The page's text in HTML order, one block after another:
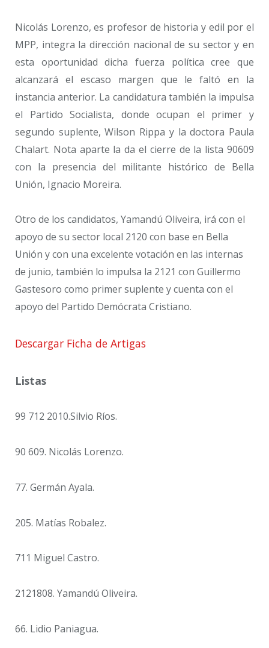
Nicolás Lorenzo, es profesor de historia y edil por el
MPP, integra la dirección nacional de su sector y en
esta oportunidad dicha fuerza política cree que
alcanzará el escaso margen que le faltó en la
instancia anterior. La candidatura también la impulsa
el Partido Socialista, donde ocupan el primer y
segundo suplente, Wilson Rippa y la doctora Paula
Chalart. Nota aparte la da el cierre de la lista 90609
con la presencia del militante histórico de Bella
Unión, Ignacio Moreira.
Otro de los candidatos, Yamandú Oliveira, irá con el
apoyo de su sector local 2120 con base en Bella
Unión y con una excelente votación en las internas
de junio, también lo impulsa la 2121 con Guillermo
Gastesoro como primer suplente y cuenta con el
apoyo del Partido Demócrata Cristiano.
Descargar Ficha de Artigas
Listas
99 712 2010.Silvio Ríos.
90 609. Nicolás Lorenzo.
77. Germán Ayala.
205. Matías Robalez.
711 Miguel Castro.
2121808. Yamandú Oliveira.
66. Lidio Paniagua.